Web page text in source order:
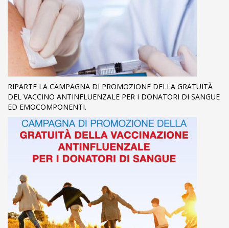
RIPARTE LA CAMPAGNA DI PROMOZIONE DELLA GRATUITÀ
DEL VACCINO ANTINFLUENZALE PER I DONATORI DI SANGUE
ED EMOCOMPONENTI.